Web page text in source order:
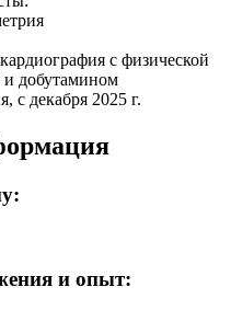
с физической
и добутамином
с декабря 2025 г.
и опыт: